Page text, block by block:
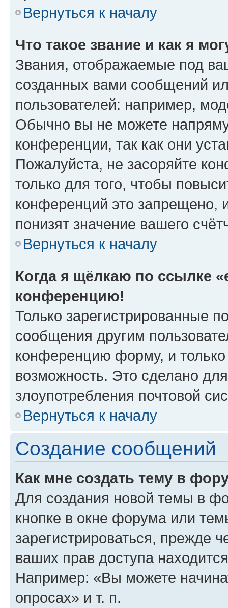
Вернуться к началу
Что такое звание и как я
Звания, отображаемые под
созданных вами сообщений
пользователей: например,
Обычно вы не можете
конференции, так как они
Пожалуйста, не засоряйте
только для того, чтобы
конференций это запрещено,
понизят значение вашего
Вернуться к началу
Когда я щёлкаю по ссылке
конференцию!
Только зарегистрированные
сообщения другим
конференцию форму, и
возможность. Это сделано
злоупотребления почтовой
Вернуться к началу
Создание сообщений
Как мне создать тему в
Для создания новой темы в
кнопке в окне форума или
зарегистрироваться, прежде
ваших прав доступа
Например: «Вы можете
опросах» и т. п.